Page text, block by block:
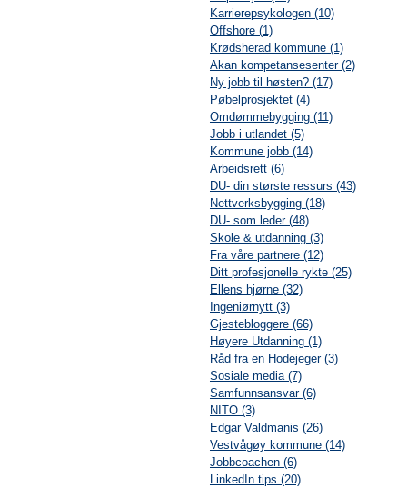
Karrierepsykologen (10)
Offshore (1)
Krødsherad kommune (1)
Akan kompetansesenter (2)
Ny jobb til høsten? (17)
Pøbelprosjektet (4)
Omdømmebygging (11)
Jobb i utlandet (5)
Kommune jobb (14)
Arbeidsrett (6)
DU- din største ressurs (43)
Nettverksbygging (18)
DU- som leder (48)
Skole & utdanning (3)
Fra våre partnere (12)
Ditt profesjonelle rykte (25)
Ellens hjørne (32)
Ingeniørnytt (3)
Gjestebloggere (66)
Høyere Utdanning (1)
Råd fra en Hodejeger (3)
Sosiale media (7)
Samfunnsansvar (6)
NITO (3)
Edgar Valdmanis (26)
Vestvågøy kommune (14)
Jobbcoachen (6)
LinkedIn tips (20)